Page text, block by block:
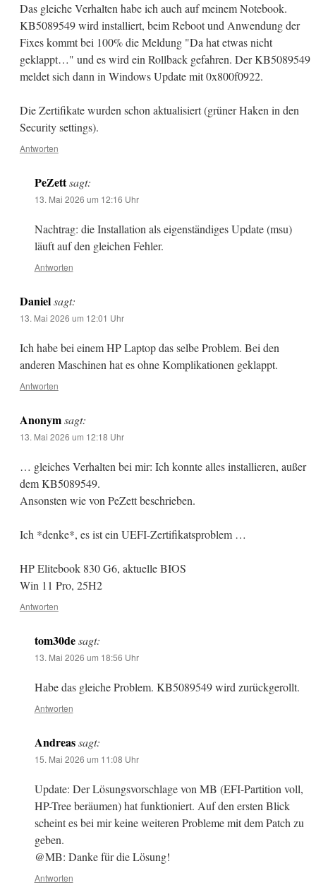
Das gleiche Verhalten habe ich auch auf meinem Notebook.
KB5089549 wird installiert, beim Reboot und Anwendung der
Fixes kommt bei 100% die Meldung "Da hat etwas nicht
geklappt…" und es wird ein Rollback gefahren. Der KB5089549
meldet sich dann in Windows Update mit 0x800f0922.
Die Zertifikate wurden schon aktualisiert (grüner Haken in den
Security settings).
Antworten
PeZett sagt:
13. Mai 2026 um 12:16 Uhr
Nachtrag: die Installation als eigenständiges Update (msu)
läuft auf den gleichen Fehler.
Antworten
Daniel sagt:
13. Mai 2026 um 12:01 Uhr
Ich habe bei einem HP Laptop das selbe Problem. Bei den
anderen Maschinen hat es ohne Komplikationen geklappt.
Antworten
Anonym sagt:
13. Mai 2026 um 12:18 Uhr
… gleiches Verhalten bei mir: Ich konnte alles installieren, außer
dem KB5089549.
Ansonsten wie von PeZett beschrieben.
Ich *denke*, es ist ein UEFI-Zertifikatsproblem …
HP Elitebook 830 G6, aktuelle BIOS
Win 11 Pro, 25H2
Antworten
tom30de sagt:
13. Mai 2026 um 18:56 Uhr
Habe das gleiche Problem. KB5089549 wird zurückgerollt.
Antworten
Andreas sagt:
15. Mai 2026 um 11:08 Uhr
Update: Der Lösungsvorschlage von MB (EFI-Partition voll,
HP-Tree beräumen) hat funktioniert. Auf den ersten Blick
scheint es bei mir keine weiteren Probleme mit dem Patch zu
geben.
@MB: Danke für die Lösung!
Antworten